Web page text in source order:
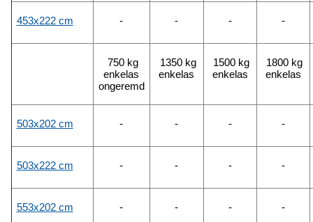
453x222 cm - - - -
750 kg
enkelas
ongeremd
1350 kg
enkelas
1500 kg
enkelas
1800 kg
enkelas
503x202 cm - - - -
503x222 cm - - - -
553x202 cm - - - -